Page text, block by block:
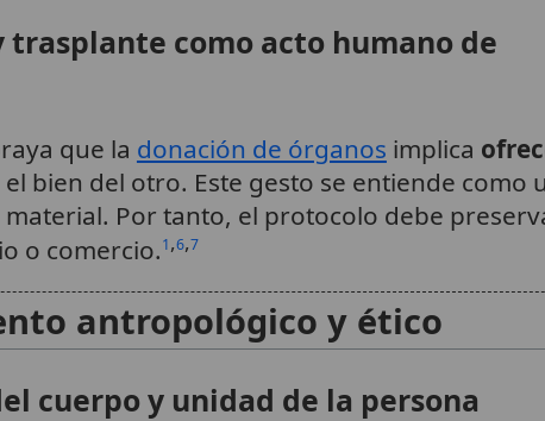
trasplante como acto humano de
que la donación de órganos implica
bien del otro. Este gesto se entiende como
material. Por tanto, el protocolo debe
o comercio.1,6,7
antropológico y ético
cuerpo y unidad de la persona